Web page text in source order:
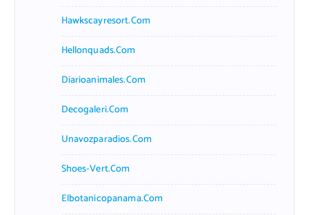
Hawkscayresort.com
Hellonquads.com
Diarioanimales.com
Decogaleri.com
Unavozparadios.com
Shoes-Vert.com
Elbotanicopanama.com